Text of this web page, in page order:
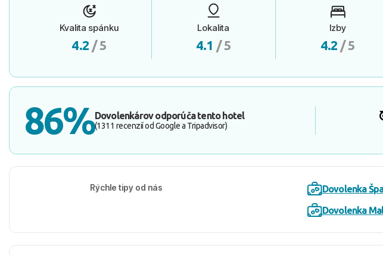
Kvalita spánku
4.2 / 5
Lokalita
4.1 / 5
Izby
4.2 / 5
86%Dovolenkárov odporúča tento hotel
(1311 recenzií od Google a Tripadvisor)
Rýchle tipy od nás Dovolenka
Dovolenka